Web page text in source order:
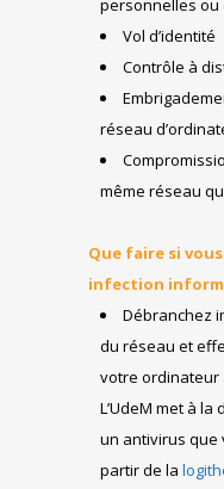
personnelles
Vol d’identité
Contrôle à
réseau
même réseau
Que faire si
infection
Débranchez
du réseau et
votre ordinateur
L’UdeM met à
un antivirus que
partir de la